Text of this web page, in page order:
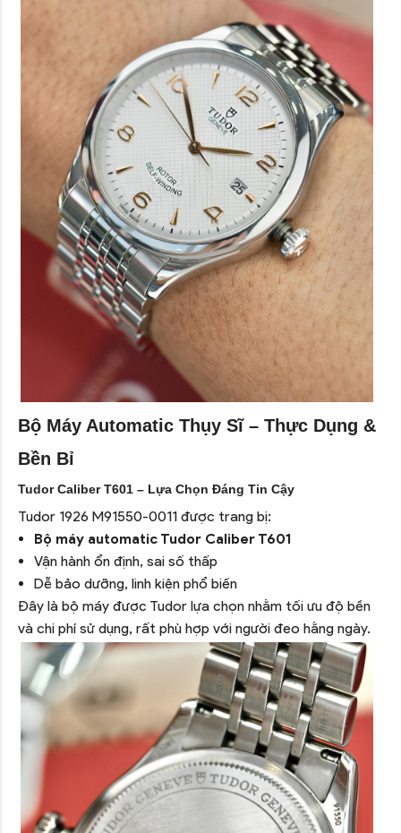
Bộ Máy Automatic Thụy Sĩ – Thực Dụng &
Bền Bỉ
Tudor Caliber T601 – Lựa Chọn Đáng Tin Cậy
Tudor 1926 M91550-0011 được trang bị:
Bộ máy automatic Tudor Caliber T601
Vận hành ổn định, sai số thấp
Dễ bảo dưỡng, linh kiện phổ biến
Đây là bộ máy được Tudor lựa chọn nhằm tối ưu độ bền
và chi phí sử dụng, rất phù hợp với người đeo hằng ngày.